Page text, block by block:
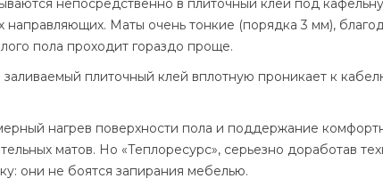
непосредственно в плиточный клей под
Маты очень тонкие (порядка 3 мм),
пола проходит гораздо проще.
плиточный клей вплотную проникает к
нагрев поверхности пола и поддержание
матов. Но «Теплоресурс», серьезно доработав
они не боятся запирания мебелью.